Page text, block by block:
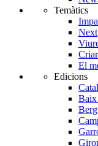
Temàtics
Next
Criar
El
Edicions
Baix